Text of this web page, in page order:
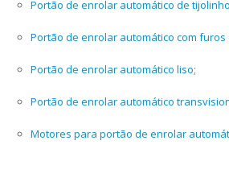
Portão de enrolar automático de tijolinho
Portão de enrolar automático com furos
Portão de enrolar automático liso;
Portão de enrolar automático
Motores para portão de enrolar